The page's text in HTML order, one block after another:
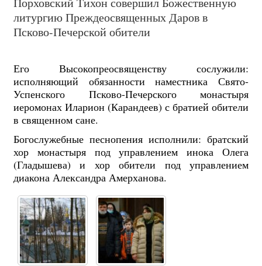
литургию Преждеосвященных Даров в
Псково-Печерской обители
Его Высокопреосвященству сослужили:
исполняющий обязанности наместника Свято-
Успенского Псково-Печерского монастыря
иеромонах Иларион (Карандеев) с братией обители
в священном сане.
Богослужебные песнопения исполнили: братский
хор монастыря под управлением инока Олега
(Гладышева) и хор обители под управлением
диакона Александра Амерханова.